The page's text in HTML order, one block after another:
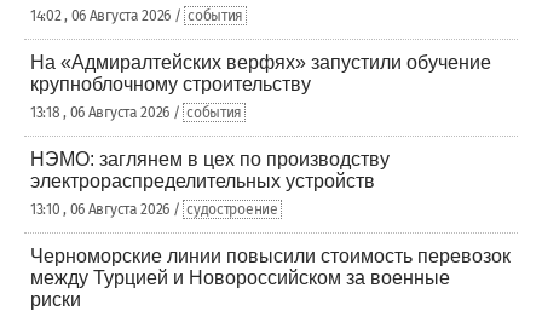
14:02 , 06 Августа 2026 / события
На «Адмиралтейских верфях» запустили обучение
крупноблочному строительству
13:18 , 06 Августа 2026 / события
НЭМО: заглянем в цех по производству
электрораспределительных устройств
13:10 , 06 Августа 2026 / судостроение
Черноморские линии повысили стоимость перевозок
между Турцией и Новороссийском за военные
риски